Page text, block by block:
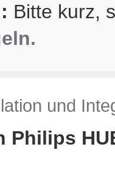
Bitte kurz,
und
Philips